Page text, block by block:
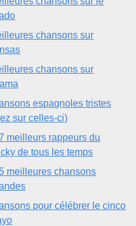
chansons sur
chansons sur
espagnoles tristes
sur celles-ci)
meilleurs rappeurs du
de tous les temps
meilleures chansons
pour célébrer le cinco